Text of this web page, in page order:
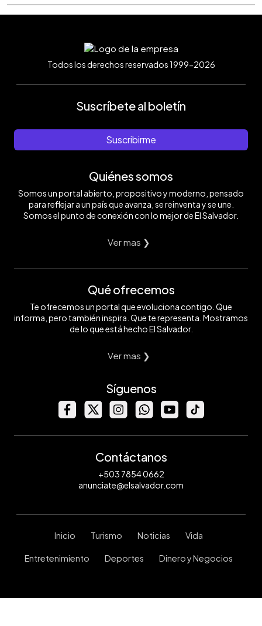
Todos los derechos reservados 1999-2026
Suscríbete al boletín
Suscribirme
Quiénes somos
Somos un portal abierto, propositivo y moderno, pensado
para reflejar a un país que avanza, se reinventa y se une.
Somos el punto de conexión con lo mejor de El Salvador.
Ver mas ❯
Qué ofrecemos
Te ofrecemos un portal que evoluciona contigo. Que
informa, pero también inspira. Que te representa. Mostramos
de lo que está hecho El Salvador.
Ver mas ❯
Síguenos
Contáctanos
+503 7854 0662
anunciate@elsalvador.com
Inicio Turismo Noticias Vida
Entretenimiento Deportes Dinero y Negocios